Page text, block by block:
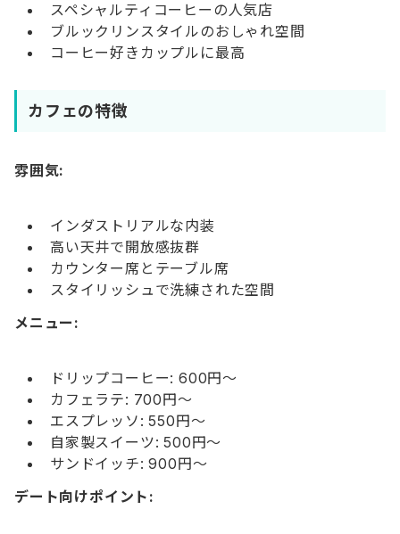
スペシャルティコーヒーの人気店
ブルックリンスタイルのおしゃれ空間
コーヒー好きカップルに最高
カフェの特徴
雰囲気:
インダストリアルな内装
高い天井で開放感抜群
カウンター席とテーブル席
スタイリッシュで洗練された空間
メニュー:
ドリップコーヒー: 600円〜
カフェラテ: 700円〜
エスプレッソ: 550円〜
自家製スイーツ: 500円〜
サンドイッチ: 900円〜
デート向けポイント: